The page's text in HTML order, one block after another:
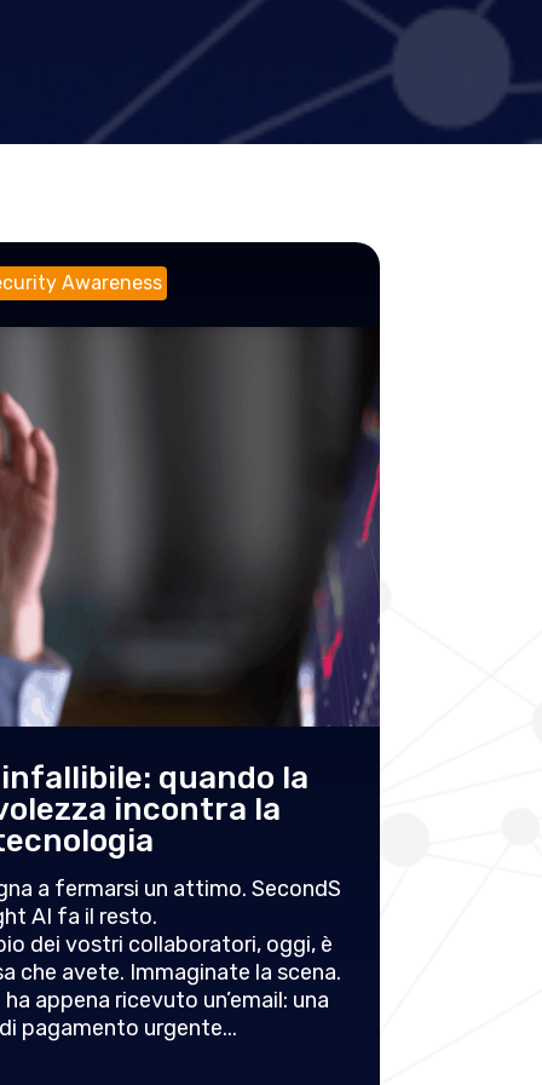
Awareness
quando la
incontra la
a fermarsi un attimo. SecondS
AI fa il resto.
dei vostri collaboratori, oggi, è
che avete. Immaginate la scena.
appena ricevuto un’email: una
pagamento urgente...